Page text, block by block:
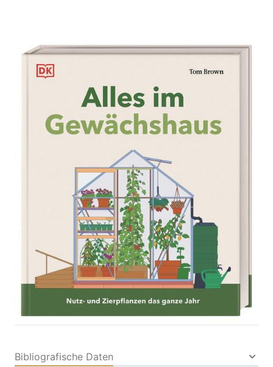
Alles im Gewächshaus
Zur Wunschliste hinzufügen
Nutz- und Zierpflanzen das ganze Jahr.
Umfassendes Wissen und Profi-Tipps. Auch für
Balkon und kleine Gärten
Tom Brown
Verlag: DK Verlag
Dorling Kindersley|Dorling
Kindersley Verlag
30.01.2026
Buch 240 Seiten
Hardcover
ISBN: 978-3-
Bibliografische Daten